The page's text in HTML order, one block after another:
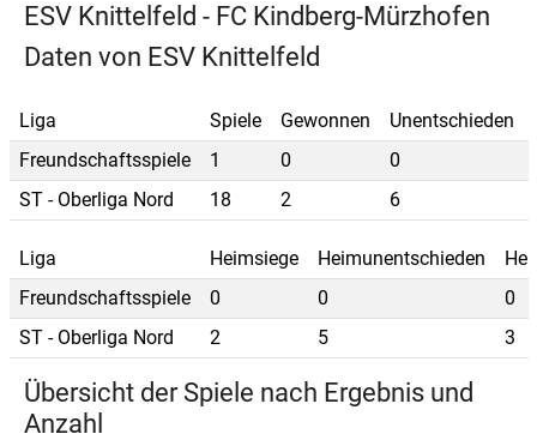
ESV Knittelfeld - FC Kindberg-Mürzhofen
Daten von ESV Knittelfeld
Liga Spiele Gewonnen Unentschieden
Freundschaftsspiele
1 0 0
ST - Oberliga Nord
18 2 6
Liga Heimsiege Heimunentschieden
Freundschaftsspiele
0 0
0
ST - Oberliga Nord
2 5 3
Übersicht der Spiele nach Ergebnis und
Anzahl